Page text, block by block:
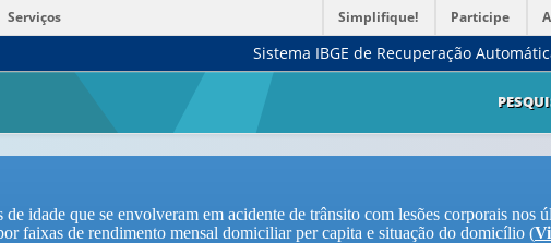
Serviços Simplifique! Participe
Sistema IBGE de Recuperação
idade que se envolveram em acidente de trânsito com lesões corporais nos
faixas de rendimento mensal domiciliar per capita e situação do domicílio (